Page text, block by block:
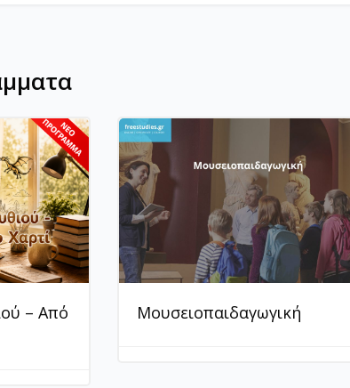
– Από
Μουσειοπαιδαγωγική